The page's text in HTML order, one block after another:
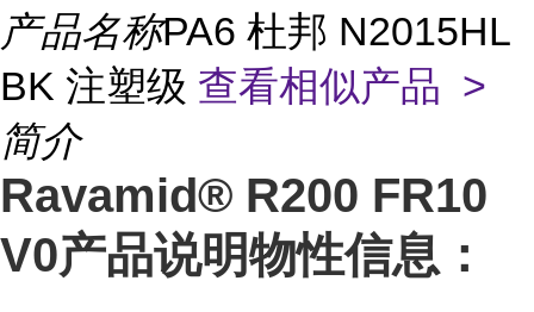
产品名称PA6 杜邦 N2015HL
BK 注塑级 查看相似产品 >
简介
Ravamid® R200 FR10
V0产品说明物性信息：